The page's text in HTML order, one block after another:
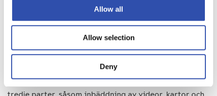
Allow all
Allow selection
Deny
användningen av våra digitala tjänster.
Cookies för reklam och inriktning
Vår webbplats använder tjänster eller funktioner från